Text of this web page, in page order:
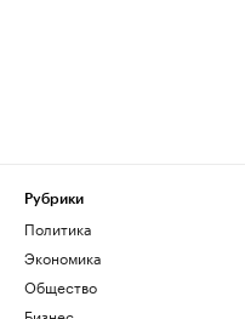
Рубрики
Политика
Экономика
Общество